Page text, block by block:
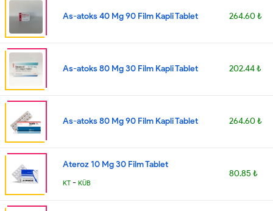
As-atoks 40 Mg 90 Film Kapli Tablet 264.60 ₺
As-atoks 80 Mg 30 Film Kapli Tablet 202.44 ₺
As-atoks 80 Mg 90 Film Kapli Tablet 264.60 ₺
Ateroz 10 Mg 30 Film Tablet
KT - KÜB
80.85 ₺